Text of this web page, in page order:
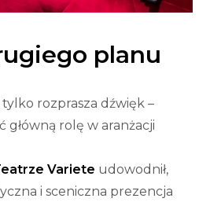
planu
rozprasza dźwięk –
główną rolę w aranżacji
Variete udowodnił,
i sceniczna prezencja